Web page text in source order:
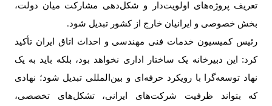
تعریف پروژه‌های اولویت‌دار و شکل‌دهی مشارکت میان دولت،
بخش خصوصی و ایرانیان خارج از کشور تبدیل شود.
رئیس کمیسیون خدمات فنی مهندسی و احداث اتاق ایران تأکید
کرد: این دبیرخانه یک ساختار اداری نخواهد بود، بلکه باید به یک
نهاد توسعه‌گرا با رویکرد حرفه‌ای و بین‌المللی تبدیل شود؛ نهادی
که بتواند ظرفیت شرکت‌های ایرانی، تشکل‌های تخصصی،